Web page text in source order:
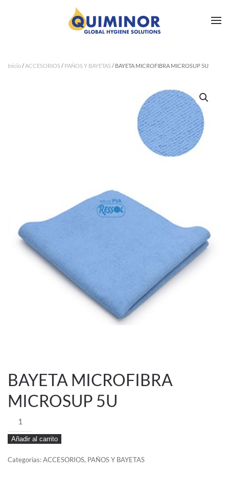
Ir al contenido principal
Inicio/ACCESORIOS/ PAÑOS Y BAYETAS/ BAYETA MICROFIBRA MICROSUP 5U
BAYETA MICROFIBRA
MICROSUP 5U
BAYETA
MICROFIBRA
MICROSUP
5U
Añadir al carrito
Categorías:ACCESORIOS, PAÑOS Y BAYETAS